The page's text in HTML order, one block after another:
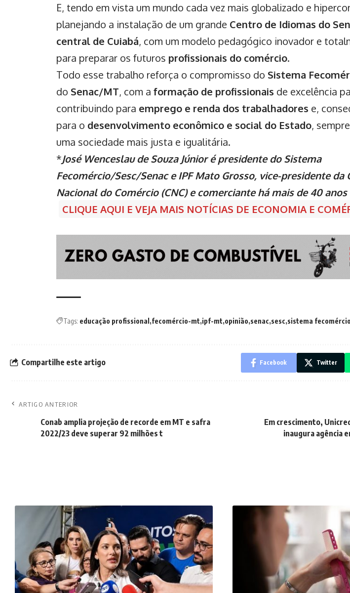
E, tendo em vista um mundo cada vez mais globalizado e
planejando a instalação de um grande Centro de Idiomas do
central de Cuiabá, com um modelo pedagógico inovador e
para preparar os futuros profissionais do comércio.
Todo esse trabalho reforça o compromisso do Sistema
do Senac/MT, com a formação de profissionais de excelência
contribuindo para emprego e renda dos trabalhadores e,
para o desenvolvimento econômico e social do Estado,
uma sociedade mais justa e igualitária.
*José Wenceslau de Souza Júnior é presidente do Sistema
Fecomércio/Sesc/Senac e IPF Mato Grosso, vice-presidente da
Nacional do Comércio (CNC) e comerciante há mais de 40 anos
CLIQUE AQUI E VEJA MAIS NOTÍCIAS DE ECONOMIA E
Tags: educação profissional fecomércio-mt ipf-mt opinião senac sesc sistema
Compartilhe este artigo Facebook Twitter
ARTIGO ANTERIOR
Conab amplia projeção de recorde em MT e safra
2022/23 deve superar 92 milhões t
Em crescimento,
inaugura agência